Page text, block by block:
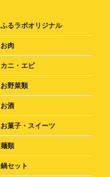
ふるラボオリジナル
お肉
カニ・エビ
お野菜類
お酒
お菓子・スイーツ
麺類
鍋セット